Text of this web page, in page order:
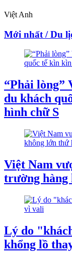
Việt Anh
Mới nhất / Du
“Phải lòng”
du khách
hình chữ S
Việt Nam
trường hàng
Lý do
khổng lồ